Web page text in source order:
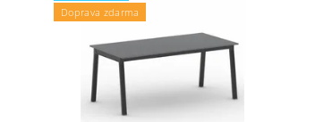
Doprava zdarma